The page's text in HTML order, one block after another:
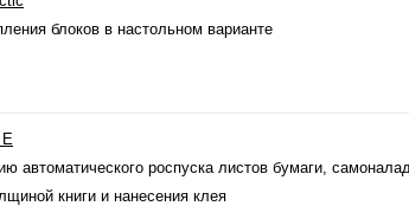
блоков в настольном варианте
E
автоматического роспуска листов бумаги,
книги и нанесения клея